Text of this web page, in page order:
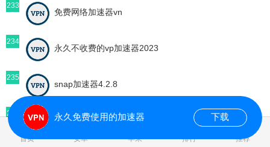
233
免费网络加速器vn
234
永久不收费的vp加速器2023
235
snap加速器4.2.8
236
黑豹加速器官网是多少
首页 安卓 苹果 排行 推荐
永久免费使用的加速器 下载